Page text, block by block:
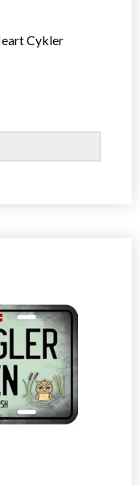
Cykler